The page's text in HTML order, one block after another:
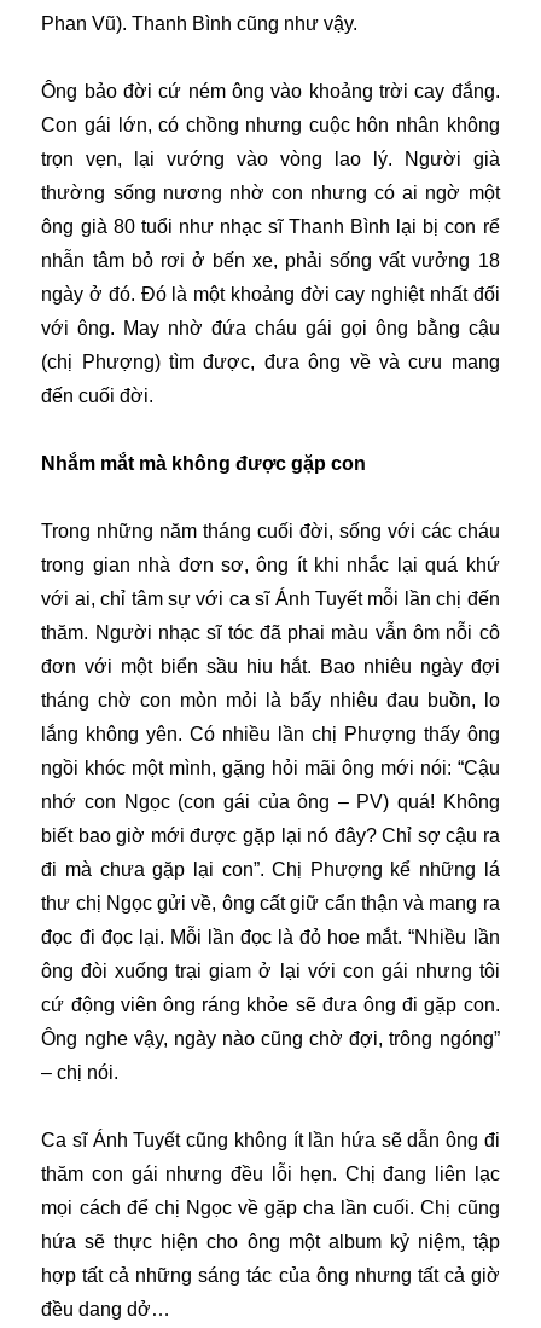
Phan Vũ). Thanh Bình cũng như vậy.
Ông bảo đời cứ ném ông vào khoảng trời cay đắng.
Con gái lớn, có chồng nhưng cuộc hôn nhân không
trọn vẹn, lại vướng vào vòng lao lý. Người già
thường sống nương nhờ con nhưng có ai ngờ một
ông già 80 tuổi như nhạc sĩ Thanh Bình lại bị con rể
nhẫn tâm bỏ rơi ở bến xe, phải sống vất vưởng 18
ngày ở đó. Đó là một khoảng đời cay nghiệt nhất đối
với ông. May nhờ đứa cháu gái gọi ông bằng cậu
(chị Phượng) tìm được, đưa ông về và cưu mang
đến cuối đời.
Nhắm mắt mà không được gặp con
Trong những năm tháng cuối đời, sống với các cháu
trong gian nhà đơn sơ, ông ít khi nhắc lại quá khứ
với ai, chỉ tâm sự với ca sĩ Ánh Tuyết mỗi lần chị đến
thăm. Người nhạc sĩ tóc đã phai màu vẫn ôm nỗi cô
đơn với một biển sầu hiu hắt. Bao nhiêu ngày đợi
tháng chờ con mòn mỏi là bấy nhiêu đau buồn, lo
lắng không yên. Có nhiều lần chị Phượng thấy ông
ngồi khóc một mình, gặng hỏi mãi ông mới nói: “Cậu
nhớ con Ngọc (con gái của ông – PV) quá! Không
biết bao giờ mới được gặp lại nó đây? Chỉ sợ cậu ra
đi mà chưa gặp lại con”. Chị Phượng kể những lá
thư chị Ngọc gửi về, ông cất giữ cẩn thận và mang ra
đọc đi đọc lại. Mỗi lần đọc là đỏ hoe mắt. “Nhiều lần
ông đòi xuống trại giam ở lại với con gái nhưng tôi
cứ động viên ông ráng khỏe sẽ đưa ông đi gặp con.
Ông nghe vậy, ngày nào cũng chờ đợi, trông ngóng”
– chị nói.
Ca sĩ Ánh Tuyết cũng không ít lần hứa sẽ dẫn ông đi
thăm con gái nhưng đều lỗi hẹn. Chị đang liên lạc
mọi cách để chị Ngọc về gặp cha lần cuối. Chị cũng
hứa sẽ thực hiện cho ông một album kỷ niệm, tập
hợp tất cả những sáng tác của ông nhưng tất cả giờ
đều dang dở…